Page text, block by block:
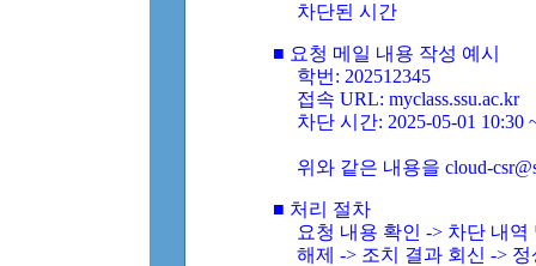
차단된 시간
■ 요청 메일 내용 작성 예시
학번: 202512345
접속 URL: myclass.ssu.ac.kr
차단 시간: 2025-05-01 10:30
위와 같은 내용을 cloud-
■ 처리 절차
요청 내용 확인 -> 차단 내
해제 -> 조치 결과 회신 ->